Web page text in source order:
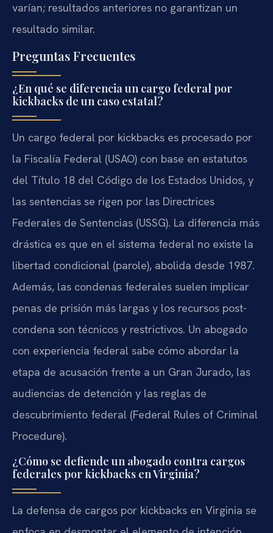
varían; resultados anteriores no garantizan un
resultado similar.
Preguntas Frecuentes
¿En qué se diferencia un cargo federal por
kickbacks de un caso estatal?
Un cargo federal por kickbacks es procesado por
la Fiscalía Federal (USAO) con base en estatutos
del Título 18 del Código de los Estados Unidos, y
las sentencias se rigen por las Directrices
Federales de Sentencias (USSG). La diferencia más
drástica es que en el sistema federal no existe la
libertad condicional (parole), abolida desde 1987.
Además, las condenas federales suelen implicar
penas de prisión más largas y los recursos post-
condena son técnicos y restrictivos. Un abogado
con experiencia federal sabe cómo abordar la
etapa de acusación frente a un Gran Jurado, las
audiencias de detención y las reglas de
descubrimiento federal (Federal Rules of Criminal
Procedure).
¿Cómo se defiende un abogado contra cargos
federales por kickbacks en Virginia?
La defensa de cargos por kickbacks en Virginia se